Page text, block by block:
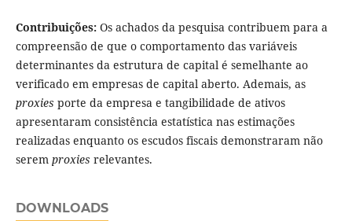
Contribuições: Os achados da pesquisa contribuem para a
compreensão de que o comportamento das variáveis
determinantes da estrutura de capital é semelhante ao
verificado em empresas de capital aberto. Ademais, as
proxies porte da empresa e tangibilidade de ativos
apresentaram consistência estatística nas estimações
realizadas enquanto os escudos fiscais demonstraram não
serem proxies relevantes.
DOWNLOADS